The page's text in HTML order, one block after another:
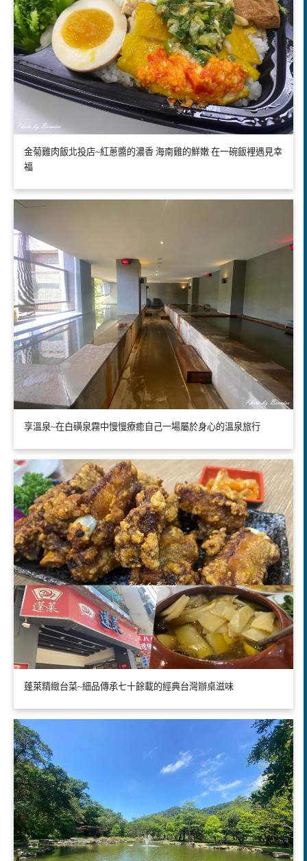
金菊雞肉飯北投店~紅蔥醬的濃香 海南雞的鮮嫩 在一碗飯裡遇見幸
福
享溫泉~在白磺泉霧中慢慢療癒自己一場屬於身心的溫泉旅行
蓬萊精緻台菜~細品傳承七十餘載的經典台灣辦桌滋味